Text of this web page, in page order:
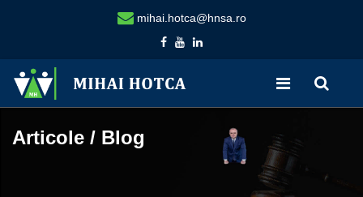
mihai.hotca@hnsa.ro
Articole / Blog